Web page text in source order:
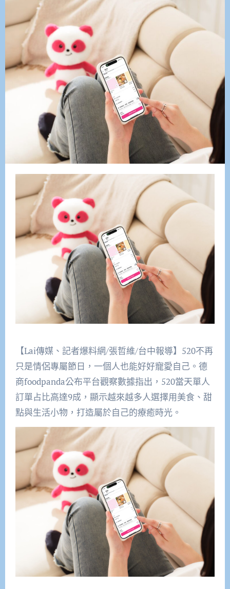
【Lai傳媒、記者爆料網/張哲維/台中報導】520不再
只是情侶專屬節日，一個人也能好好寵愛自己。德
商foodpanda公布平台觀察數據指出，520當天單人
訂單占比高達9成，顯示越來越多人選擇用美食、甜
點與生活小物，打造屬於自己的療癒時光。